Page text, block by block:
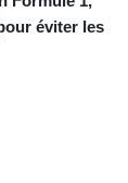
éviter les